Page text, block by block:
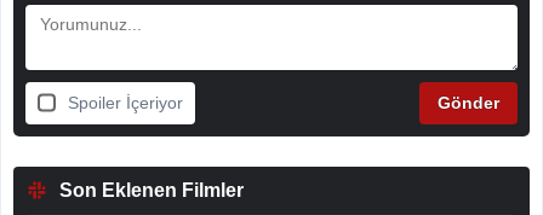
Spoiler İçeriyor
Son Eklenen Filmler